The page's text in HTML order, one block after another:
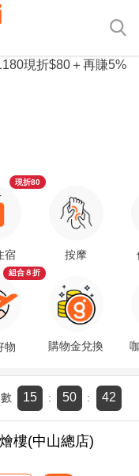
宿
現折80
物
組合８折
按摩
購物金兌換
15 : 50 : 41
樓(中山總店)